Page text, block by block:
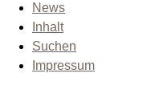
News
Inhalt
Suchen
Impressum